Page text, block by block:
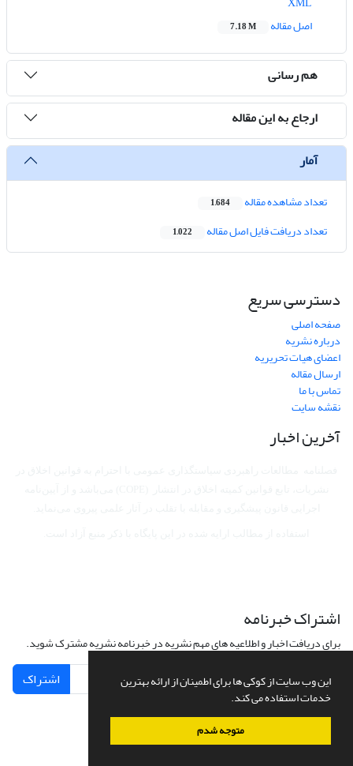
این وب سایت از کوکی ها برای اطمینان از ارائه بهترین
خدمات استفاده می کند.
متوجه شدم
اصل مقاله
7.18 M
هم رسانی
ارجاع به این مقاله
آمار
تعداد مشاهده مقاله 1,684
تعداد دریافت فایل اصل مقاله 1,022
دسترسی سریع
صفحه اصلی
درباره نشریه
اعضای هیات تحریریه
ارسال مقاله
تماس با ما
نقشه سایت
آخرین اخبار
اشتراک خبرنامه
برای دریافت اخبار و اطلاعیه های مهم نشریه در خبرنامه نشریه مشترک شوید.
اشتراک
سامانه مدیریت نشریات علمی.طراحی و پیاده سازی ازسیناوب